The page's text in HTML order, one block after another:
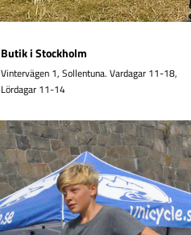
Butik i Stockholm
Vintervägen 1, Sollentuna. Vardagar 11-18,
Lördagar 11-14